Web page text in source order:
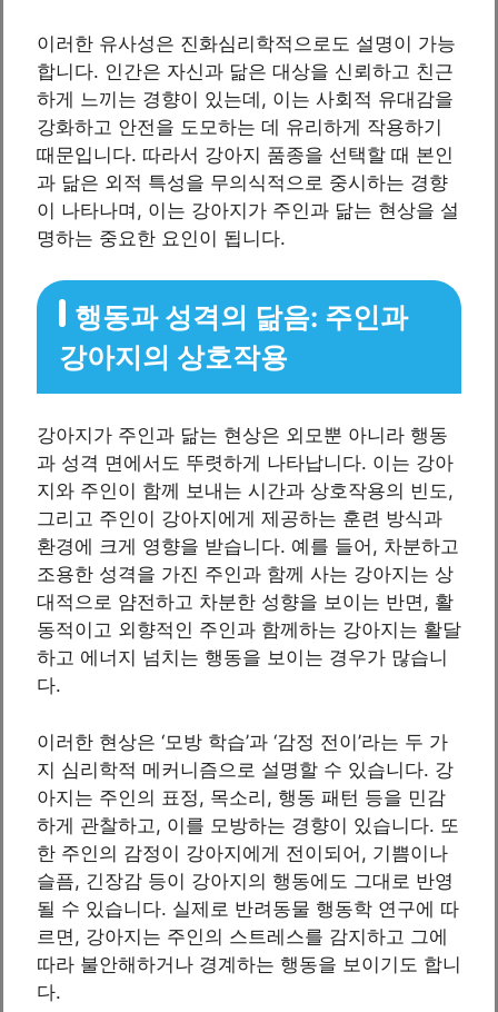
이러한 유사성은 진화심리학적으로도 설명이 가능
합니다. 인간은 자신과 닮은 대상을 신뢰하고 친근
하게 느끼는 경향이 있는데, 이는 사회적 유대감을
강화하고 안전을 도모하는 데 유리하게 작용하기
때문입니다. 따라서 강아지 품종을 선택할 때 본인
과 닮은 외적 특성을 무의식적으로 중시하는 경향
이 나타나며, 이는 강아지가 주인과 닮는 현상을 설
명하는 중요한 요인이 됩니다.
행동과 성격의 닮음: 주인과
강아지의 상호작용
강아지가 주인과 닮는 현상은 외모뿐 아니라 행동
과 성격 면에서도 뚜렷하게 나타납니다. 이는 강아
지와 주인이 함께 보내는 시간과 상호작용의 빈도,
그리고 주인이 강아지에게 제공하는 훈련 방식과
환경에 크게 영향을 받습니다. 예를 들어, 차분하고
조용한 성격을 가진 주인과 함께 사는 강아지는 상
대적으로 얌전하고 차분한 성향을 보이는 반면, 활
동적이고 외향적인 주인과 함께하는 강아지는 활달
하고 에너지 넘치는 행동을 보이는 경우가 많습니
다.
이러한 현상은 ‘모방 학습’과 ‘감정 전이’라는 두 가
지 심리학적 메커니즘으로 설명할 수 있습니다. 강
아지는 주인의 표정, 목소리, 행동 패턴 등을 민감
하게 관찰하고, 이를 모방하는 경향이 있습니다. 또
한 주인의 감정이 강아지에게 전이되어, 기쁨이나
슬픔, 긴장감 등이 강아지의 행동에도 그대로 반영
될 수 있습니다. 실제로 반려동물 행동학 연구에 따
르면, 강아지는 주인의 스트레스를 감지하고 그에
따라 불안해하거나 경계하는 행동을 보이기도 합니
다.